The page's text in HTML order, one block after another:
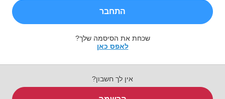
התחבר
שכחת את הסיסמה שלך?
לאפס כאן
אין לך חשבון?